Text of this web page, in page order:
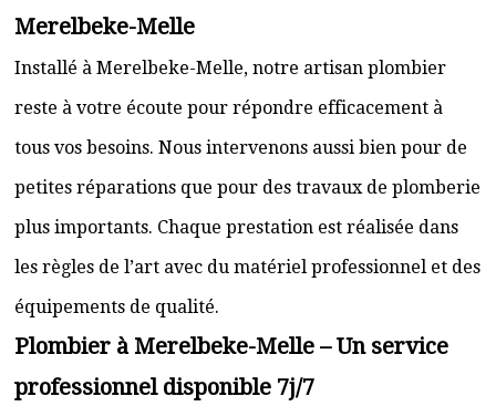
Merelbeke-Melle
Installé à Merelbeke-Melle, notre artisan plombier
reste à votre écoute pour répondre efficacement à
tous vos besoins. Nous intervenons aussi bien pour de
petites réparations que pour des travaux de plomberie
plus importants. Chaque prestation est réalisée dans
les règles de l’art avec du matériel professionnel et des
équipements de qualité.
Plombier à Merelbeke-Melle – Un service
professionnel disponible 7j/7